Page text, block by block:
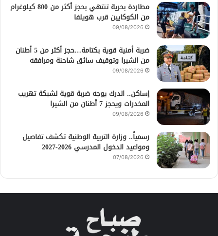
مطاردة بحرية تنتهي بحجز أكثر من 800 كيلوغرام
من الكوكايين قرب هويلفا
09/08/2026
ضربة أمنية قوية بكتامة…حجز أكثر من 5 أطنان
من الشيرا وتوقيف سائق شاحنة ومرافقه
09/08/2026
إساكن.. الدرك يوجه ضربة قوية لشبكة تهريب
المخدرات ويحجز 7 أطنان من الشيرا
09/08/2026
رسمياً.. وزارة التربية الوطنية تكشف تفاصيل
ومواعيد الدخول المدرسي 2026-2027
07/08/2026